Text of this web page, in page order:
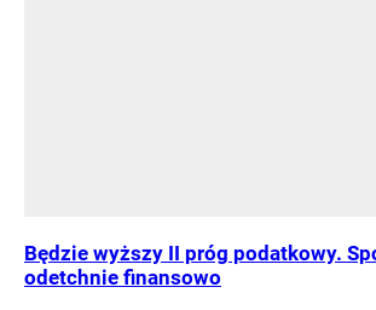
Będzie wyższy II próg podatkowy.
odetchnie finansowo